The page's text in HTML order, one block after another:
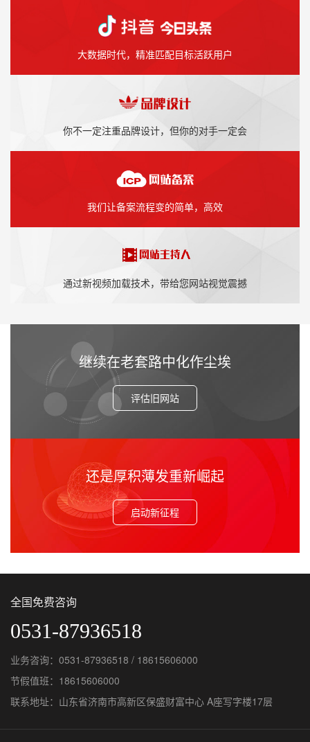
大数据时代，精准匹配目标活跃用户
你不一定注重品牌设计，但你的对手一定会
我们让备案流程变的简单，高效
通过新视频加载技术，带给您网站视觉震撼
继续在老套路中化作尘埃
评估旧网站
还是厚积薄发重新崛起
启动新征程
全国免费咨询
0531-87936518
业务咨询：0531-87936518 / 18615606000
节假值班：18615606000
联系地址：山东省济南市高新区保盛财富中心 A座写字楼17层